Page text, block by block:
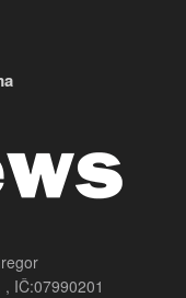
IČ:07990201